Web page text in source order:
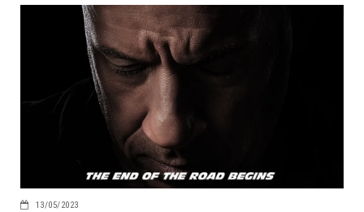
13/05/2023